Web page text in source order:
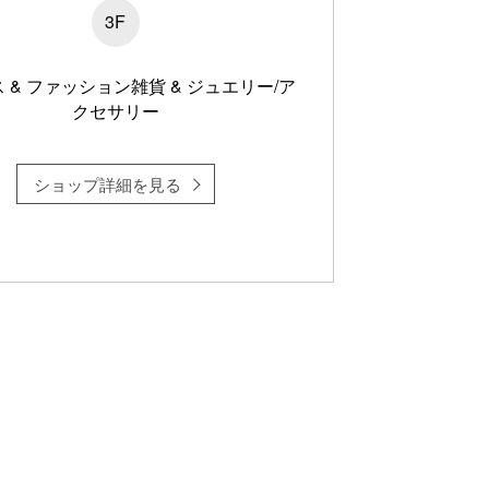
3F
& ファッション雑貨 & ジュエリー/ア
クセサリー
ショップ詳細を見る